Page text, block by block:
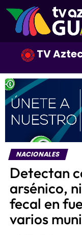
TV
NACIONALES
Detectan
arsénico,
fecal en
varios